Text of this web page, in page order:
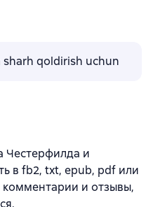
qoldirish uchun
Честерфилда и
в fb2, txt, epub, pdf или
комментарии и отзывы,